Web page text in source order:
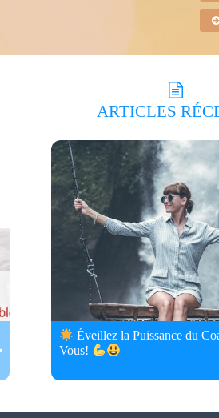
ARTICLES
Éveillez la Puissance du
Vous!